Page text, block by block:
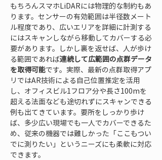
もちろんスマホLiDARには物理的な制約もあ
ります。センサーの有効範囲は半径数メート
ル程度であり、広いエリアを詳細に計測する
にはスキャンしながら移動してカバーする必
要があります。しかし裏を返せば、人が歩け
る範囲であれば連続して広範囲の点群データ
を取得可能です。実際、最新の点群取得アプ
リではAR技術による自己位置推定を活用
し、オフィスビル1フロア分や長さ100mを
超える法面なども途切れずにスキャンできる
例も出てきています。要所をしっかり歩け
ば、多少広い現場でも一人でカバーできるた
め、従来の機器では難しかった「ここもつい
でに測りたい」というニーズにも柔軟に対応
できます。